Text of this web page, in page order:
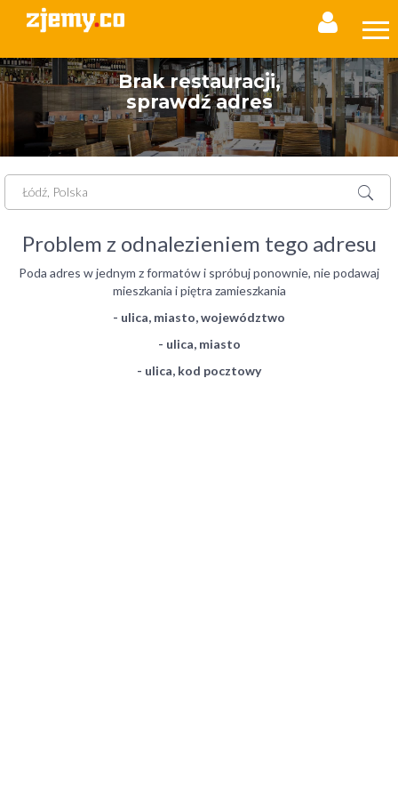
Brak restauracji,
sprawdź adres
Problem z odnalezieniem tego adresu
Poda adres w jednym z formatów i spróbuj ponownie, nie podawaj
mieszkania i piętra zamieszkania
- ulica, miasto, województwo
- ulica, miasto
- ulica, kod pocztowy